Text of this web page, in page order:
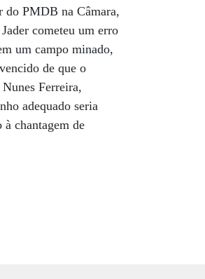
do PMDB na Câmara,
cometeu um erro
um campo minado,
de que o
Ferreira,
adequado seria
chantagem de